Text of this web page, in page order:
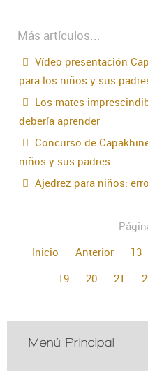
Más artículos...
Vídeo presentación
para los niños y sus
Los mates
debería aprender
Concurso de
niños y sus padres
Ajedrez para niños:
Inicio
Anterior 13
19
20 21
Menú Principal